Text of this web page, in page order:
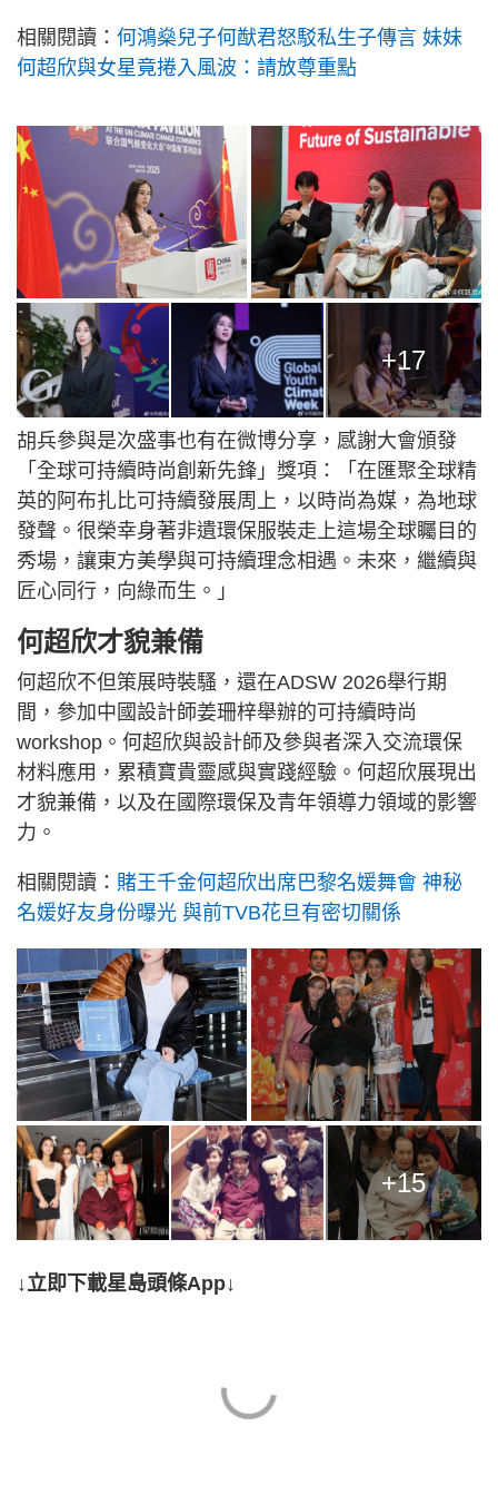
相關閱讀： 何鴻燊兒子何猷君怒駁私生子傳言 妹妹
何超欣與女星竟捲入風波：請放尊重點
+17
胡兵參與是次盛事也有在微博分享，感謝大會頒發
「全球可持續時尚創新先鋒」獎項：「在匯聚全球精
英的阿布扎比可持續發展周上，以時尚為媒，為地球
發聲。很榮幸身著非遺環保服裝走上這場全球矚目的
秀場，讓東方美學與可持續理念相遇。未來，繼續與
匠心同行，向綠而生。」
何超欣才貌兼備
何超欣不但策展時裝騷，還在ADSW 2026舉行期
間，參加中國設計師姜珊梓舉辦的可持續時尚
workshop。何超欣與設計師及參與者深入交流環保
材料應用，累積寶貴靈感與實踐經驗。何超欣展現出
才貌兼備，以及在國際環保及青年領導力領域的影響
力。
相關閱讀： 賭王千金何超欣出席巴黎名媛舞會 神秘
名媛好友身份曝光 與前TVB花旦有密切關係
+15
↓立即下載星島頭條App↓